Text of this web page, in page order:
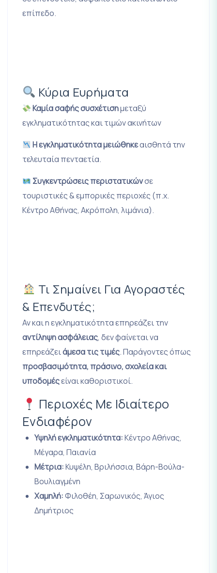
επίπεδο.
Κύρια Ευρήματα
Καμία σαφής συσχέτισημεταξύ
εγκληματικότητας και τιμών ακινήτων
Η εγκληματικότητα μειώθηκεαισθητά την
τελευταία πενταετία.
Συγκεντρώσεις περιστατικώνσε
τουριστικές & εμπορικές περιοχές (π.χ.
Κέντρο Αθήνας, Ακρόπολη, λιμάνια).
Τι Σημαίνει Για Αγοραστές
& Επενδυτές;
Αν και η εγκληματικότητα επηρεάζει την
αντίληψη ασφάλειας, δεν φαίνεται να
επηρεάζειάμεσα τις τιμές. Παράγοντες όπως
προσβασιμότητα, πράσινο, σχολεία και
υποδομέςείναι καθοριστικοί.
Περιοχές Με Ιδιαίτερο
Ενδιαφέρον
Υψηλή εγκληματικότητα:Κέντρο Αθήνας,
Μέγαρα, Παιανία
Μέτρια:Κυψέλη, Βριλήσσια, Βάρη-Βούλα-
Βουλιαγμένη
Χαμηλή:Φιλοθέη, Σαρωνικός, Άγιος
Δημήτριος